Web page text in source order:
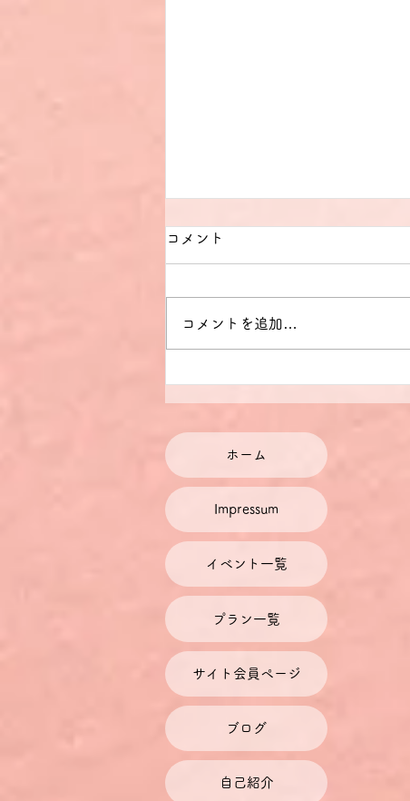
【ドイツ語文法】§17 Fragen
詞のある疑問文
コメント
コメントを追加…
ホーム
Impressum
イベント一覧
プラン一覧
サイト会員ページ
ブログ
自己紹介